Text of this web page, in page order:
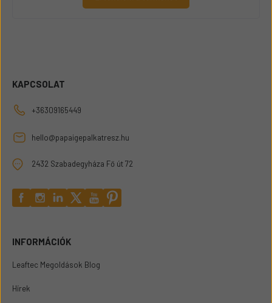
KAPCSOLAT
+36309165449
hello@papaigepalkatresz.hu
2432 Szabadegyháza Fő út 72
INFORMÁCIÓK
Leaftec Megoldások Blog
Hírek